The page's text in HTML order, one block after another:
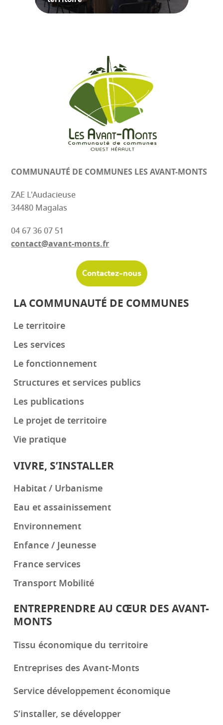
COMMUNAUTÉ DE COMMUNES LES AVANT-MONTS
ZAE L'Audacieuse
34480 Magalas
04 67 36 07 51
contact@avant-monts.fr
Contactez-nous
LA COMMUNAUTÉ DE COMMUNES
Le territoire
Les services
Le fonctionnement
Structures et services publics
Les publications
Le projet de territoire
Vie pratique
VIVRE, S’INSTALLER
Habitat / Urbanisme
Eau et assainissement
Environnement
Enfance / Jeunesse
France services
Transport Mobilité
ENTREPRENDRE AU CŒUR DES AVANT-
MONTS
Tissu économique du territoire
Entreprises des Avant-Monts
Service développement économique
S’installer, se développer